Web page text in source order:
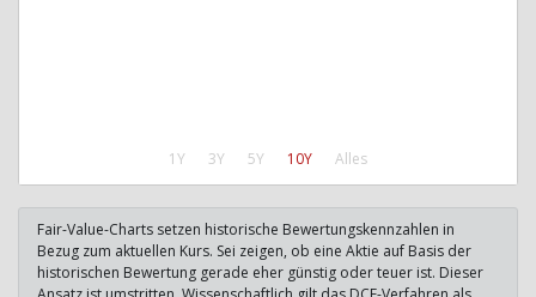
1Y 3Y 5Y 10Y Alles
Fair-Value-Charts setzen historische Bewertungskennzahlen in
Bezug zum aktuellen Kurs. Sei zeigen, ob eine Aktie auf Basis der
historischen Bewertung gerade eher günstig oder teuer ist. Dieser